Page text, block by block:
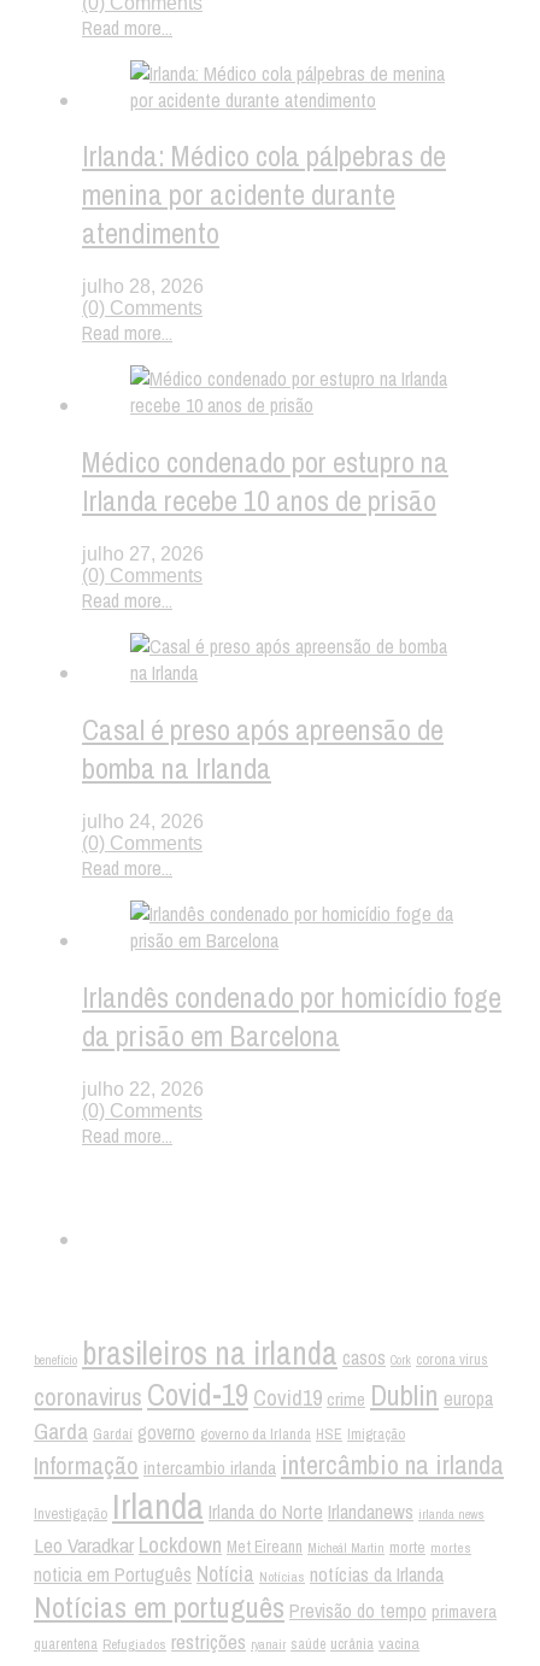
Read more...
Irlanda: Médico cola pálpebras de
menina por acidente durante
atendimento
julho 28, 2026
(0) Comments
Read more...
Médico condenado por estupro na
Irlanda recebe 10 anos de prisão
julho 27, 2026
(0) Comments
Read more...
Casal é preso após apreensão de
bomba na Irlanda
julho 24, 2026
(0) Comments
Read more...
Irlandês condenado por homicídio foge
da prisão em Barcelona
julho 22, 2026
(0) Comments
Read more...
benefício brasileiros na irlanda casos Cork corona virus
coronavirus Covid-19 Covid19 crime Dublin europa
Garda Gardaí governo governo da Irlanda HSE Imigração
Informação intercambio irlanda intercâmbio na irlanda
Investigação Irlanda Irlanda do Norte Irlandanews irlanda news
Leo Varadkar Lockdown Met Eireann Micheál Martin morte mortes
noticia em Português Notícia Notícias notícias da Irlanda
Notícias em português Previsão do tempo primavera
quarentena Refugiados restrições ryanair saúde ucrânia vacina